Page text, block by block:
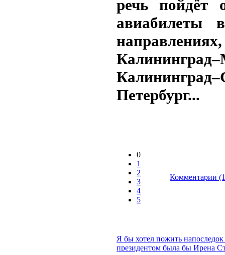
речь пойдёт
авиабилеты
направлениях,
Петербург...
0
1
2
3
4
5
Комментарии
Я бы хотел пожить напоследок
президентом была бы Ирена